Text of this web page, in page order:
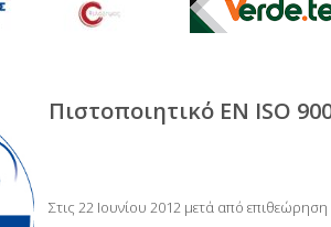
Πιστοποιητικό EN ISO
Στις 22 Ιουνίου 2012 μετά από επιθεώρηση